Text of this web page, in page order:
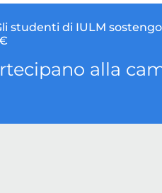
studenti di IULM
alla